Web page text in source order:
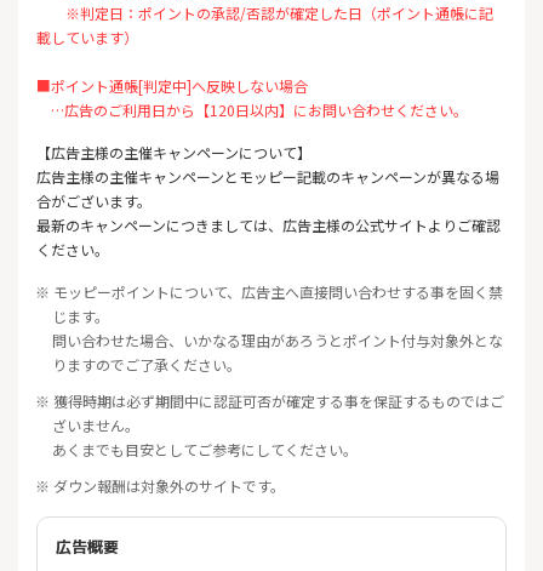
※判定日：ポイントの承認/否認が確定した日（ポイント通帳に記
載しています）
■ポイント通帳[判定中]へ反映しない場合
…広告のご利用日から【120日以内】にお問い合わせください。
【広告主様の主催キャンペーンについて】
広告主様の主催キャンペーンとモッピー記載のキャンペーンが異なる場
合がございます。
最新のキャンペーンにつきましては、広告主様の公式サイトよりご確認
ください。
※ モッピーポイントについて、広告主へ直接問い合わせする事を固く禁
じます。
問い合わせた場合、いかなる理由があろうとポイント付与対象外とな
りますのでご了承ください。
※ 獲得時期は必ず期間中に認証可否が確定する事を保証するものではご
ざいません。
あくまでも目安としてご参考にしてください。
※ ダウン報酬は対象外のサイトです。
広告概要